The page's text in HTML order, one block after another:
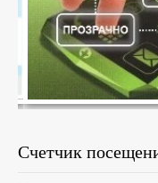
Счетчик